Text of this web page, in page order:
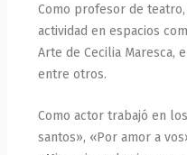
Como profesor de
actividad en espacios
Arte de Cecilia Maresca,
entre otros.
Como actor trabajó en
santos», «Por amor a